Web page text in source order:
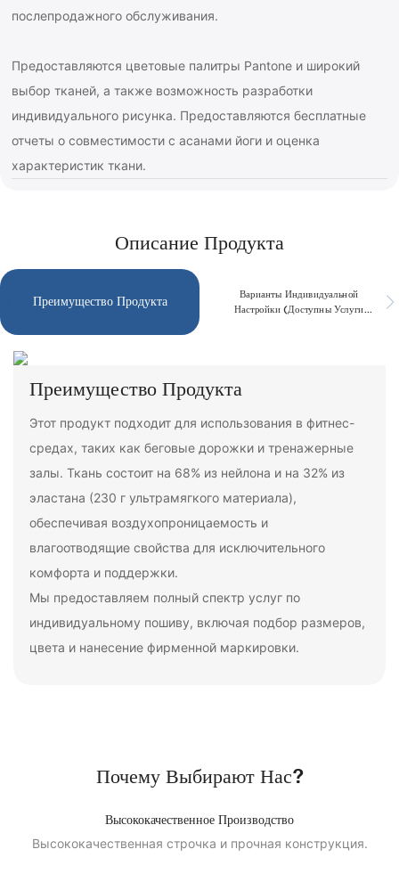
послепродажного обслуживания.
Предоставляются цветовые палитры Pantone и широкий
выбор тканей, а также возможность разработки
индивидуального рисунка. Предоставляются бесплатные
отчеты о совместимости с асанами йоги и оценка
характеристик ткани.
Описание Продукта
Преимущество Продукта
Варианты Индивидуальной
Настройки (доступны Услуги
Преимущество Продукта
Этот продукт подходит для использования в фитнес-
средах, таких как беговые дорожки и тренажерные
залы. Ткань состоит на 68% из нейлона и на 32% из
эластана (230 г ультрамягкого материала),
обеспечивая воздухопроницаемость и
влагоотводящие свойства для исключительного
комфорта и поддержки.
Мы предоставляем полный спектр услуг по
индивидуальному пошиву, включая подбор размеров,
цвета и нанесение фирменной маркировки.
Почему Выбирают Нас?
Высококачественное Производство
Высококачественная строчка и прочная конструкция.